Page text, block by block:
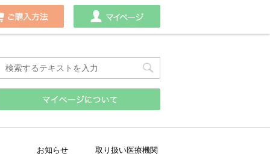
せ ご購入方法 マイページ
お知らせ 取り扱い医療機関